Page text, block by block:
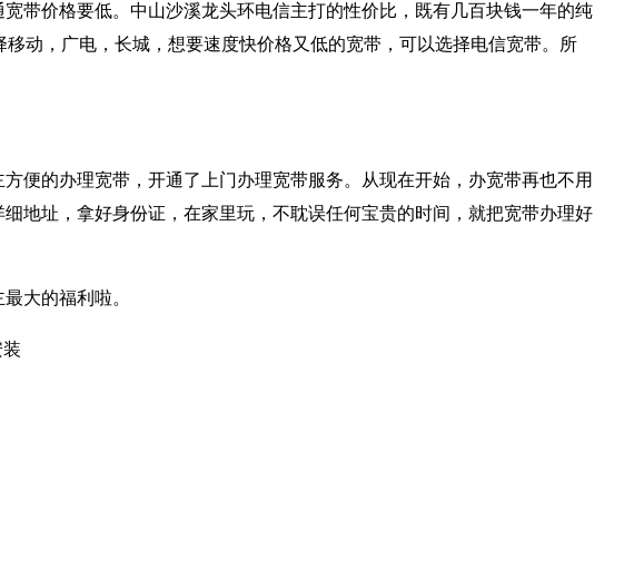
带价格要低。中山沙溪龙头环电信主打的性价比，既有几百块钱一年的纯
动，广电，长城，想要速度快价格又低的宽带，可以选择电信宽带。所
便的办理宽带，开通了上门办理宽带服务。从现在开始，办宽带再也不用
地址，拿好身份证，在家里玩，不耽误任何宝贵的时间，就把宽带办理好
大的福利啦。